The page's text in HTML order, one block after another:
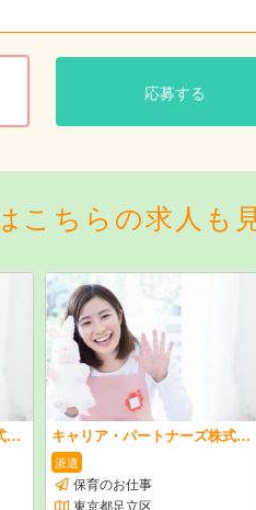
応募する
こちらの求人も
キャリア・パートナーズ株式会社 キャリア・パートナーズ株式会社
派遣
保育のお仕事
東京都足立区